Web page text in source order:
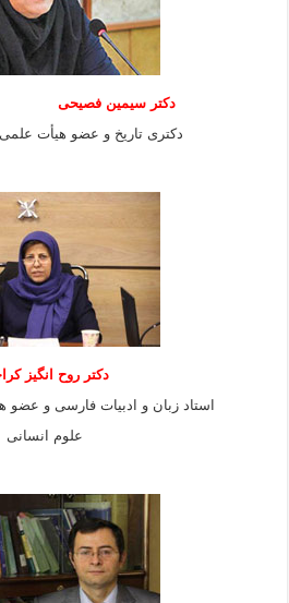
دکتر سیمین فصیحی
دکتری تاریخ و عضو هیأت علمی
دکتر روح انگیز
استاد زبان و ادبیات فارسی و
علوم انسانی